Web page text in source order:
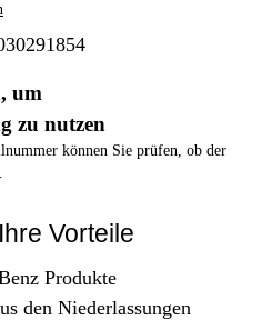
um
zu nutzen
können Sie prüfen, ob der
Vorteile
Produkte
den Niederlassungen